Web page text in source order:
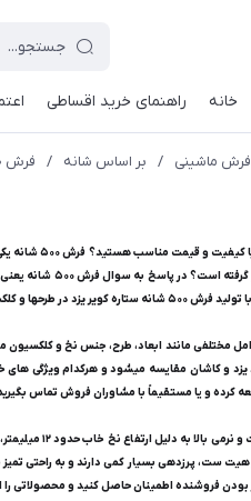
خانه راهنمای خرید اقساطی
فرش ماشینی / بر اساس شانه / فرش 500 شانه
چه و چرا
پیدا کند و ترکیبی از اصالت و کیفیت را ارائه دهد.
کرده و یا مستقیماً با مشاوران فروش تماس
بودن فروشنده اطمینان حاصل کنید و محصولاتی